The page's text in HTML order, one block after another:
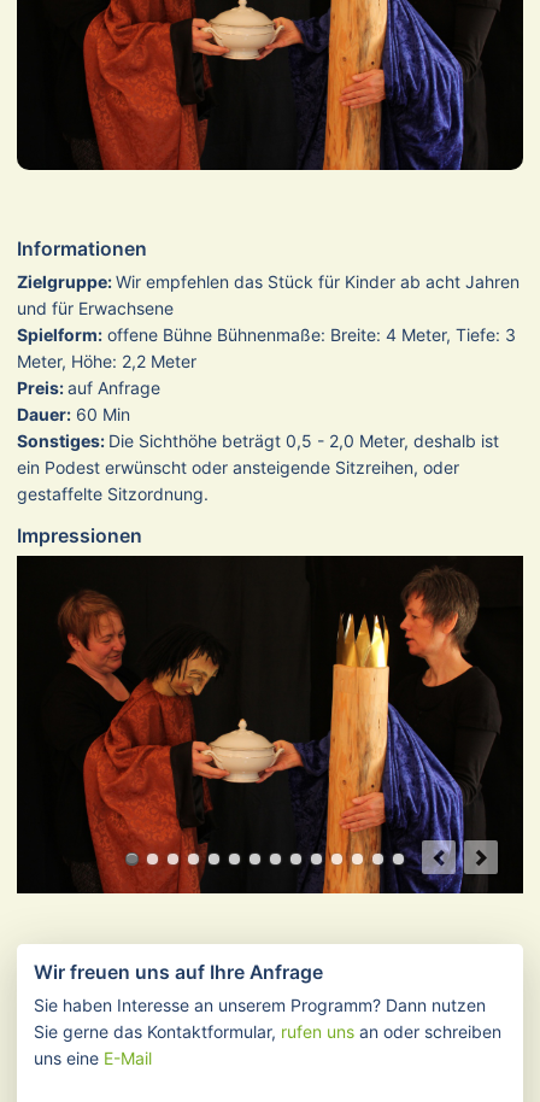
Informationen
Zielgruppe:Wir empfehlen das Stück für Kinder ab acht Jahren
und für Erwachsene
Spielform: offene Bühne Bühnenmaße: Breite: 4 Meter, Tiefe: 3
Meter, Höhe: 2,2 Meter
Preis:auf Anfrage
Dauer: 60 Min
Sonstiges: Die Sichthöhe beträgt 0,5 - 2,0 Meter, deshalb ist
ein Podest erwünscht oder ansteigende Sitzreihen, oder
gestaffelte Sitzordnung.
Impressionen
Wir freuen uns auf Ihre Anfrage
Sie haben Interesse an unserem Programm? Dann nutzen
Sie gerne das Kontaktformular, rufen uns an oder schreiben
uns eine E-Mail